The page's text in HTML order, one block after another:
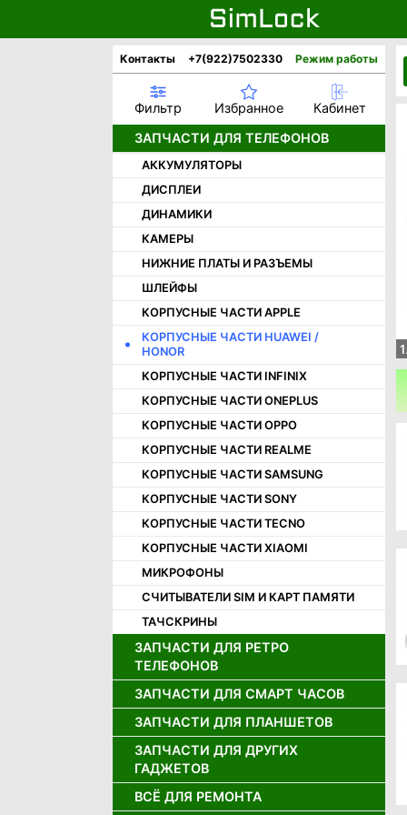
Контакты +7(922)7502330 Режим работы
Фильтр Избранное
Кабинет
ЗАПЧАСТИ ДЛЯ ТЕЛЕФОНОВ
АККУМУЛЯТОРЫ
ДИСПЛЕИ
ДИНАМИКИ
КАМЕРЫ
НИЖНИЕ ПЛАТЫ И РАЗЪЕМЫ
ШЛЕЙФЫ
КОРПУСНЫЕ ЧАСТИ APPLE
КОРПУСНЫЕ ЧАСТИ HUAWEI /
HONOR
КОРПУСНЫЕ ЧАСТИ INFINIX
КОРПУСНЫЕ ЧАСТИ ONEPLUS
КОРПУСНЫЕ ЧАСТИ OPPO
КОРПУСНЫЕ ЧАСТИ REALME
КОРПУСНЫЕ ЧАСТИ SAMSUNG
КОРПУСНЫЕ ЧАСТИ SONY
КОРПУСНЫЕ ЧАСТИ TECNO
КОРПУСНЫЕ ЧАСТИ XIAOMI
МИКРОФОНЫ
СЧИТЫВАТЕЛИ SIM И КАРТ ПАМЯТИ
ТАЧСКРИНЫ
ЗАПЧАСТИ ДЛЯ РЕТРО
ТЕЛЕФОНОВ
ДЖОЙСТИКИ ДЛЯ РЕТРО
ТЕЛЕФОНОВ
ДИНАМИКИ ДЛЯ РЕТРО
ТЕЛЕФОНОВ
ДИСПЛЕИ ДЛЯ РЕТРО ТЕЛЕФОНОВ
ЗАРЯДНЫЕ УСТРОЙСТВА
ЗАПЧАСТИ ДЛЯ СМАРТ ЧАСОВ
ДИСПЛЕИ ДЛЯ СМАРТ ЧАСОВ
АККУМУЛЯТОРЫ ДЛЯ СМАРТ
ЧАСОВ
ЗАПЧАСТИ ДЛЯ ПЛАНШЕТОВ
АККУМУЛЯТОРЫ ДЛЯ ПЛАНШЕТОВ
ДИСПЛЕИ И ТАЧСКРИНЫ ДЛЯ
ПЛАНШЕТОВ
ЗАПЧАСТИ ДЛЯ ДРУГИХ
ГАДЖЕТОВ
ЗАПЧАСТИ ДЛЯ ИГРОВЫХ
ПРИСТАВОК
ВСЁ ДЛЯ РЕМОНТА